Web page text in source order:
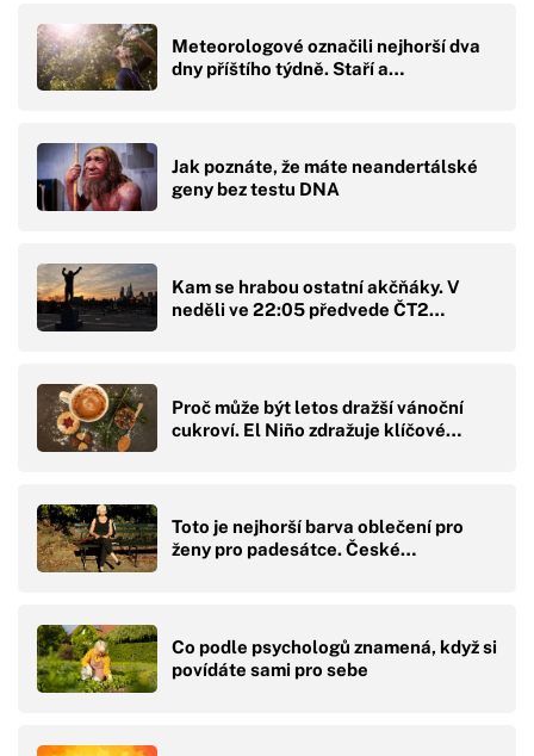
Meteorologové označili nejhorší dva
dny příštího týdně. Staří a…
Jak poznáte, že máte neandertálské
geny bez testu DNA
Kam se hrabou ostatní akčňáky. V
neděli ve 22:05 předvede ČT2…
Proč může být letos dražší vánoční
cukroví. El Niño zdražuje klíčové…
Toto je nejhorší barva oblečení pro
ženy pro padesátce. České…
Co podle psychologů znamená, když si
povídáte sami pro sebe